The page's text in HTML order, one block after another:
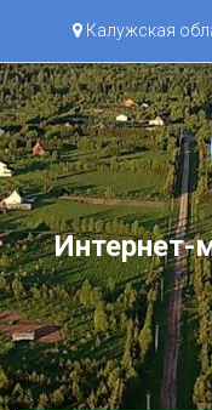
Калужская
Интернет-